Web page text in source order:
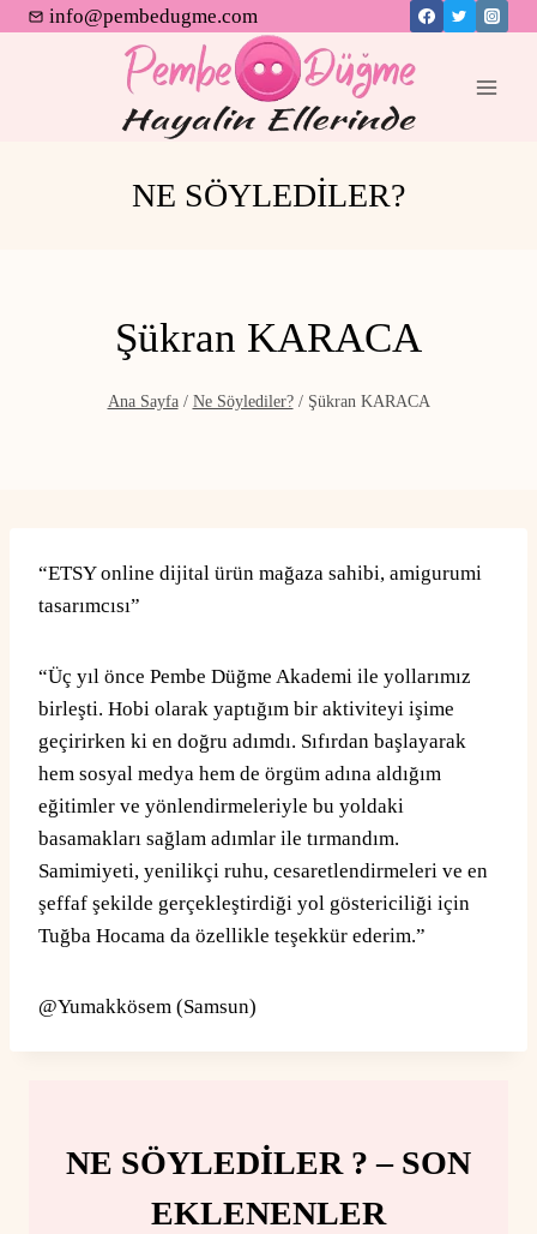
Skip info@pembedugme.com
NE SÖYLEDİLER?
Şükran KARACA
Ana Sayfa / Ne Söylediler? / Şükran KARACA
“ETSY online dijital ürün mağaza sahibi, amigurumi
tasarımcısı”
“Üç yıl önce Pembe Düğme Akademi ile yollarımız
birleşti. Hobi olarak yaptığım bir aktiviteyi işime
geçirirken ki en doğru adımdı. Sıfırdan başlayarak
hem sosyal medya hem de örgüm adına aldığım
eğitimler ve yönlendirmeleriyle bu yoldaki
basamakları sağlam adımlar ile tırmandım.
Samimiyeti, yenilikçi ruhu, cesaretlendirmeleri ve en
şeffaf şekilde gerçekleştirdiği yol göstericiliği için
Tuğba Hocama da özellikle teşekkür ederim.”
@Yumakkösem (Samsun)
NE SÖYLEDİLER ? – SON
EKLENENLER